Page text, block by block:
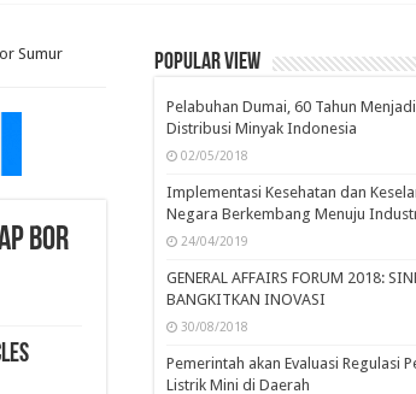
Sumur
Bor
Popular view
Pelabuhan Dumai, 60 Tahun
Distribusi Minyak Indonesia
02/05/2018
Implementasi Kesehatan dan
Negara Berkembang Menuju
24/04/2019
GENERAL AFFAIRS FORUM 2018:
BANGKITKAN INOVASI
30/08/2018
Pemerintah akan Evaluasi Regulasi
Listrik Mini di Daerah